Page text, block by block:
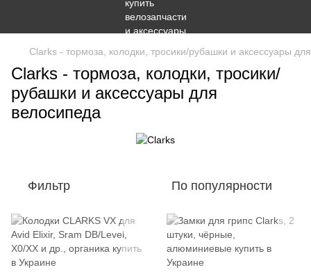
Clarks - тормоза, колодки, тросики/рубашки и аксессуары
Clarks - тормоза, колодки, тросики/
рубашки и аксессуары для
велосипеда
Фильтр По популярности